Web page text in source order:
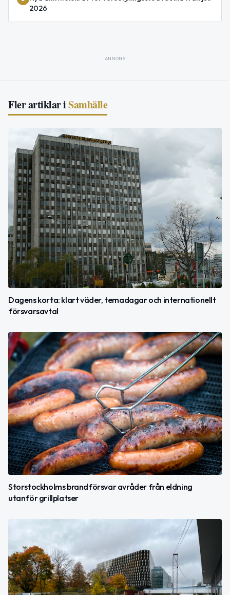
2026
ANNONS
Fler artiklar iSamhälle
Dagens korta: klart väder, temadagar och internationellt
försvarsavtal
Storstockholms brandförsvar avråder från eldning
utanför grillplatser